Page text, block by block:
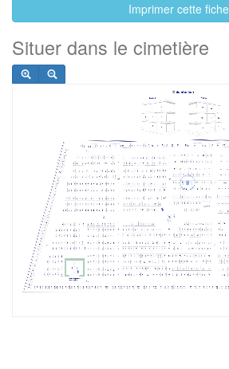
Imprimer cette fiche
Situer dans le cimetière